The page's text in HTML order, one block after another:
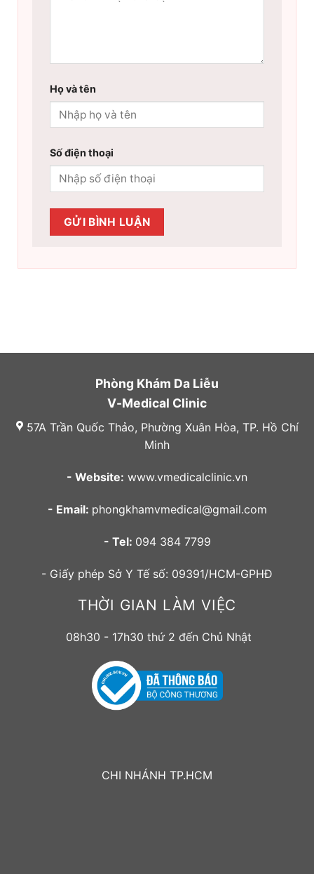
Họ và tên
Số điện thoại
Phòng Khám Da Liễu
V-Medical Clinic
57A Trần Quốc Thảo, Phường Xuân Hòa, TP. Hồ Chí
Minh
- Website: www.vmedicalclinic.vn
- Email: phongkhamvmedical@gmail.com
- Tel: 094 384 7799
- Giấy phép Sở Y Tế số: 09391/HCM-GPHĐ
THỜI GIAN LÀM VIỆC
08h30 - 17h30 thứ 2 đến Chủ Nhật
CHI NHÁNH TP.HCM